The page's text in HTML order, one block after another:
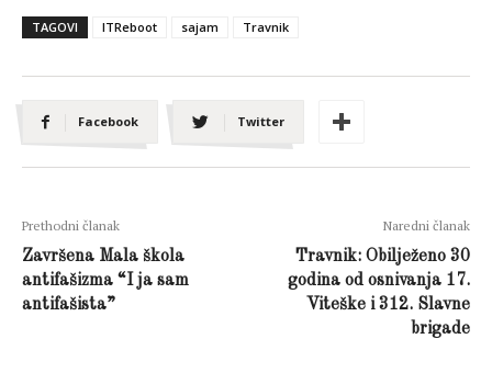
TAGOVI ITReboot sajam Travnik
Facebook Twitter
Prethodni članak
Završena Mala škola
antifašizma “I ja sam
antifašista”
Naredni članak
Travnik: Obilježeno 30
godina od osnivanja 17.
Viteške i 312. Slavne
brigade